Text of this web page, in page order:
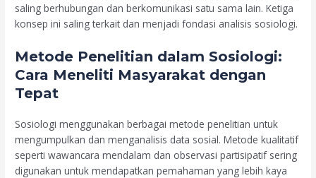
saling berhubungan dan berkomunikasi satu sama lain. Ketiga
konsep ini saling terkait dan menjadi fondasi analisis sosiologi.
Metode Penelitian dalam Sosiologi:
Cara Meneliti Masyarakat dengan
Tepat
Sosiologi menggunakan berbagai metode penelitian untuk
mengumpulkan dan menganalisis data sosial. Metode kualitatif
seperti wawancara mendalam dan observasi partisipatif sering
digunakan untuk mendapatkan pemahaman yang lebih kaya